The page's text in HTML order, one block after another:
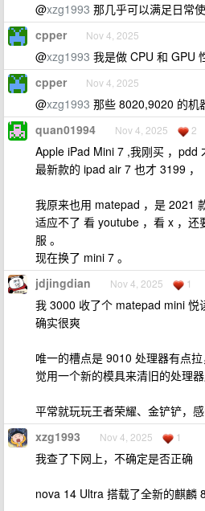
@xzg1993 那几乎可以满足日常使
cpper Nov 4, 2025
@xzg1993 我是做 CPU 和 GPU
cpper Nov 4, 2025
@xzg1993 那些 8020,9020 的机
quan01994 Nov 4, 2025 2
Apple iPad Mini 7 ,我刚买 ，pdd
最新款的 ipad air 7 也才 3199 ，
我原来也用 matepad ，是 2021
适应不了 看 youtube ，看 x ，
服 。
现在换了 mini 7 。
jdjingdian Nov 4, 2025 1
我 3000 收了个 matepad mini 悦
确实很爽
唯一的槽点是 9010 处理器有点
觉用一个新的模具来清旧的处理器
平常就玩玩王者荣耀、金铲铲，
xzg1993 Nov 4, 2025 1
我查了下网上，不确定是否正确
nova 14 Ultra 搭载了全新的麒麟